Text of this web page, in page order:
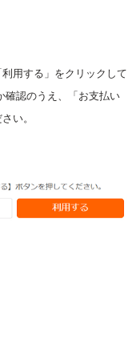
用する」をクリックして
確認のうえ、「お支払い
さい。